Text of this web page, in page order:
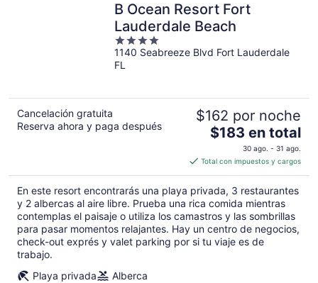
B Ocean Resort Fort
Lauderdale Beach
4
out
of
1140 Seabreeze Blvd Fort Lauderdale
FL
Cancelación gratuita
Reserva ahora y paga después
$162 por noche
El
es
de
$183
en
total
por
noche
$183 en total
30 ago. - 31 ago.
Total con impuestos y cargos
En este resort encontrarás una playa privada, 3 restaurantes
y 2 albercas al aire libre. Prueba una rica comida mientras
contemplas el paisaje o utiliza los camastros y las sombrillas
para pasar momentos relajantes. Hay un centro de negocios,
check-out exprés y valet parking por si tu viaje es de
trabajo.
Playa privada
Alberca